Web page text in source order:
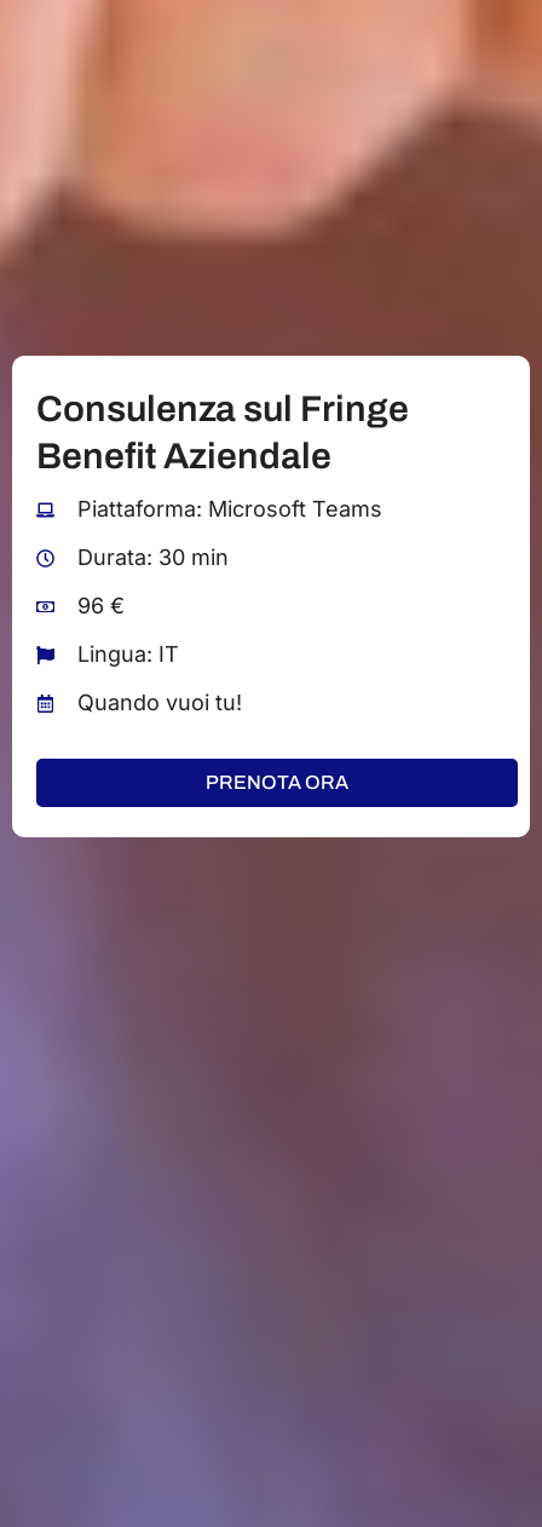
Consulenza sul Fringe
Benefit Aziendale
Piattaforma: Microsoft Teams
Durata: 30 min
96 €
Lingua: IT
Quando vuoi tu!
PRENOTA ORA